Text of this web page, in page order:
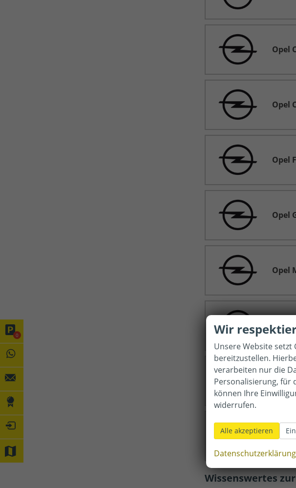
0
Opel
Opel
Opel
Opel
Opel
Opel
Opel
Opel
Wissenswertes
Wir
Unsere Website setzt
bereitzustellen.
verarbeiten nur die
Personalisierung, für
können Ihre
widerrufen.
Alle akzeptieren
Datenschutzerklärung